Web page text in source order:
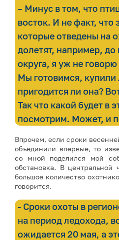
– Минус в том, что
восток. И не факт, что
которые отведены на
долетят, например, до
округа, я уж не
Мы готовимся,
пригодится ли она?
Так что какой будет в
посмотрим. Может, и
Впрочем, если сроки
объединили впервые, то
со мной поделился мой
обстановка. В центральной
большое количество
говорится.
- Сроки охоты в
на период ледохода,
ожидается 20 мая, а